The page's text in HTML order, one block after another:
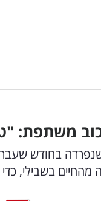
משתפת:
שנפרדה בחודש
בשבילי,